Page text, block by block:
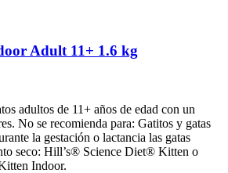
Adult 11+ 1.6 kg
adultos de 11+ años de edad con un
No se recomienda para: Gatitos y gatas
la gestación o lactancia las gatas
seco: Hill’s® Science Diet® Kitten o
Indoor.